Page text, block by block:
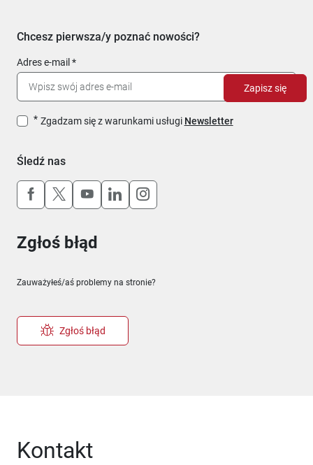
Chcesz pierwsza/y poznać nowości?
Adres e-mail
Zgadzam się z warunkami usługi Newsletter
Zapisz się
Śledź nas
Uwaga, link otworzy się w nowym oknie
Uwaga, link otworzy się w nowym oknie
Uwaga, link otworzy się w nowym
Uwaga, link otworzy się w
Uwaga, link otworzy się w
Zgłoś błąd
Zauważyłeś/aś problemy na stronie?
Zgłoś błąd
Kontakt